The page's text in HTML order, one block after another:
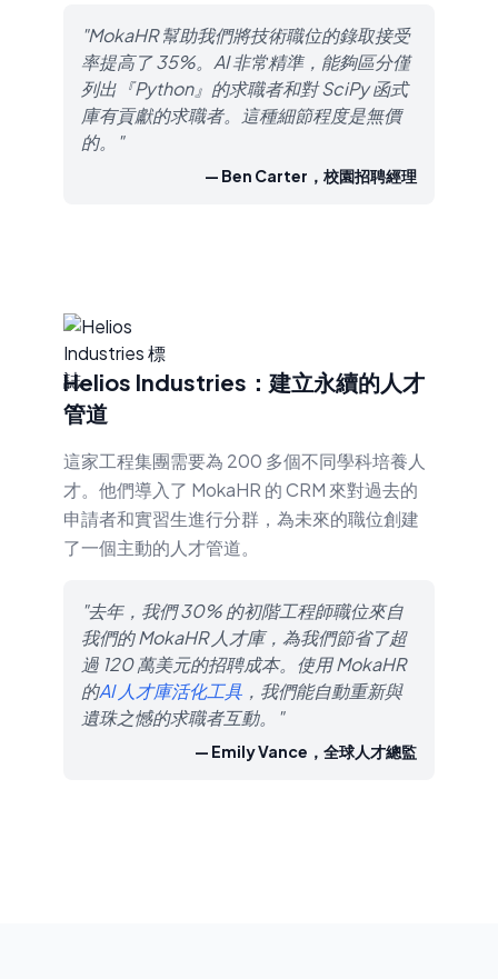
"MokaHR 幫助我們將技術職位的錄取接受
率提高了 35%。AI 非常精準，能夠區分僅
列出『Python』的求職者和對 SciPy 函式
庫有貢獻的求職者。這種細節程度是無價
的。"
— Ben Carter，校園招聘經理
Helios Industries：建立永續的人才
管道
這家工程集團需要為 200 多個不同學科培養人
才。他們導入了 MokaHR 的 CRM 來對過去的
申請者和實習生進行分群，為未來的職位創建
了一個主動的人才管道。
"去年，我們 30% 的初階工程師職位來自
我們的 MokaHR 人才庫，為我們節省了超
過 120 萬美元的招聘成本。使用 MokaHR
的AI 人才庫活化工具 ，我們能自動重新與
遺珠之憾的求職者互動。"
— Emily Vance，全球人才總監